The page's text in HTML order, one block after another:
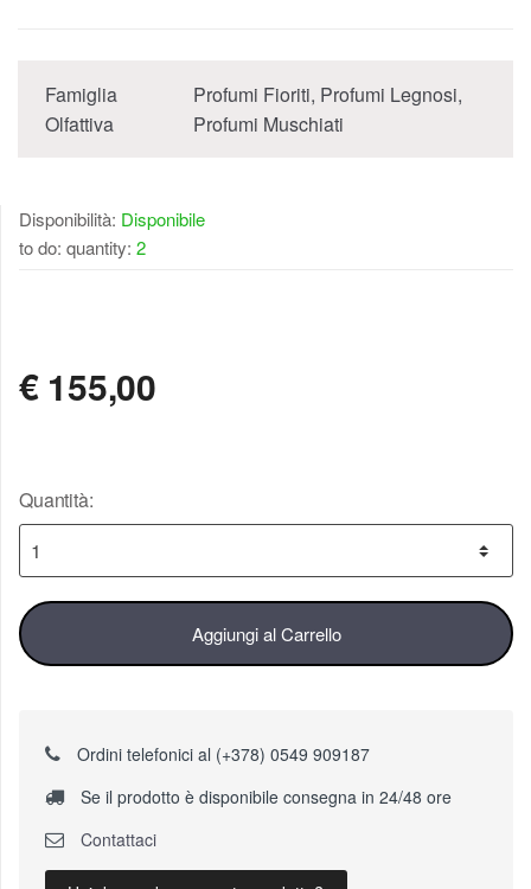
Famiglia
Olfattiva
Profumi Fioriti, Profumi Legnosi,
Profumi Muschiati
Disponibilità: Disponibile
to do: quantity: 2
€ 155,00
Quantità:
Aggiungi al Carrello
Ordini telefonici al (+378) 0549 909187
Se il prodotto è disponibile consegna in 24/48 ore
Contattaci